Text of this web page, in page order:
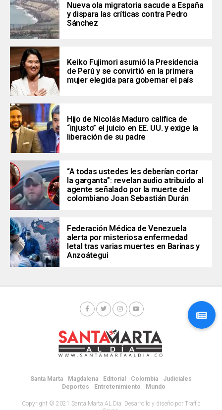
Nueva ola migratoria sacude a España
y dispara las críticas contra Pedro
Sánchez
Keiko Fujimori asumió la Presidencia
de Perú y se convirtió en la primera
mujer elegida para gobernar el país
Hijo de Nicolás Maduro califica de
“injusto” el juicio en EE. UU. y exige la
liberación de su padre
“A todas ustedes les deberían cortar
la garganta”: revelan audio atribuido al
agente señalado por la muerte del
colombiano Joan Sebastián Durán
Federación Médica de Venezuela
alerta por misteriosa enfermedad
letal tras varias muertes en Barinas y
Anzoátegui
Santa Marta Magdalena Editorial Colombia
Judiciales
Deportes
Entretenimiento Mundo
Copyright © 2021 Santa Marta AL Día. Desarrollo y diseño por Traffic